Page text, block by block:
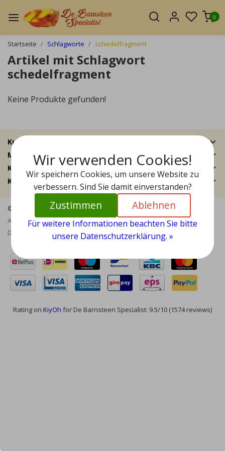
0
Startseite Schlagworte schedelfragment
Artikel mit Schlagwort
schedelfragment
Keine Produkte gefunden!
Kundendienst
Mein Konto
Kategorien
Kontakt
© Copyright 2026 - Bernstein Specialist | RealisatieInStijl Media
Allgemeine Geschäftsbedingungen|Haftungsausschluss|
Datenschutzrichtlinie| RSS Feed
Rating on KiyOh for De Barnsteen Specialist: 9.5/10 (1574 reviews)
Wir verwenden Cookies!
Wir speichern Cookies, um unsere Website zu
verbessern. Sind Sie damit einverstanden?
Zustimmen Ablehnen
Für weitere Informationen beachten Sie bitte
unsere Datenschutzerklärung. »